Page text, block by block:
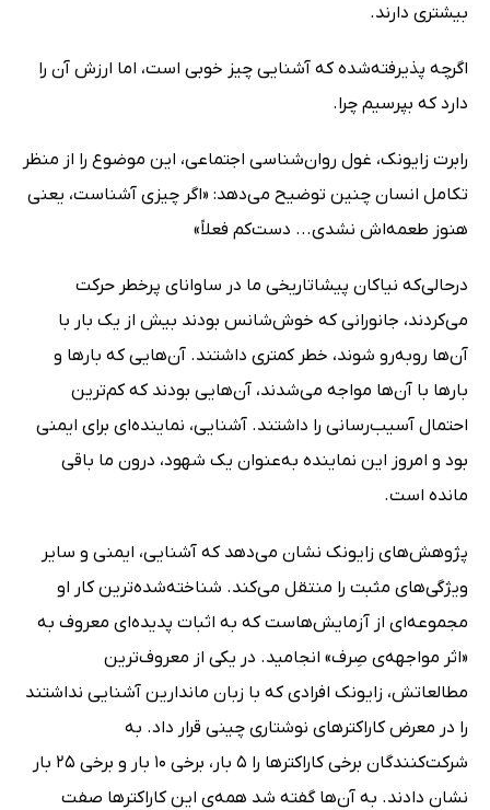
بیشتری دارند.
اگرچه پذیرفته‌شده که آشنایی چیز خوبی است، اما ارزش آن را
دارد که بپرسیم چرا.
رابرت زایونک، غول روان‌شناسی اجتماعی، این موضوع را از منظر
تکامل انسان چنین توضیح می‌دهد: «اگر چیزی آشناست، یعنی
هنوز طعمه‌اش نشدی... دست‌کم فعلاً»
درحالی‌که نیاکان پیشاتاریخی ما در ساوانای پرخطر حرکت
می‌کردند، جانورانی که خوش‌شانس بودند بیش از یک بار با
آن‌ها روبه‌رو شوند، خطر کمتری داشتند. آن‌هایی که بارها و
بارها با آن‌ها مواجه می‌شدند، آن‌هایی بودند که کم‌ترین
احتمال آسیب‌رسانی را داشتند. آشنایی، نماینده‌ای برای ایمنی
بود و امروز این نماینده به‌عنوان یک شهود، درون ما باقی
مانده است.
پژوهش‌های زایونک نشان می‌دهد که آشنایی، ایمنی و سایر
ویژگی‌های مثبت را منتقل می‌کند. شناخته‌شده‌ترین کار او
مجموعه‌ای از آزمایش‌هاست که به اثبات پدیده‌ای معروف به
«اثر مواجهه‌ی صِرف» انجامید. در یکی از معروف‌ترین
مطالعاتش، زایونک افرادی که با زبان ماندارین آشنایی نداشتند
را در معرض کاراکترهای نوشتاری چینی قرار داد. به
شرکت‌کنندگان برخی کاراکترها را 5 بار، برخی 10 بار و برخی 25 بار
نشان دادند. به آن‌ها گفته شد همه‌ی این کاراکترها صفت